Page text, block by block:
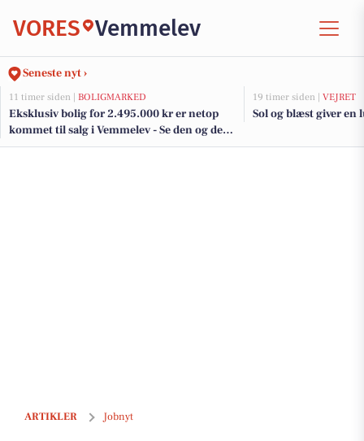
VORES Vemmelev
Seneste nyt ›
11 timer siden | BOLIGMARKED
Eksklusiv bolig for 2.495.000 kr er netop
kommet til salg i Vemmelev - Se den og de
dyreste boliger her
19 timer siden | VEJRET
Sol og blæst giver en
ARTIKLER Jobnyt
Ansvarlig Klinisk Underviser til Afsnit for ældresygdomme - G2